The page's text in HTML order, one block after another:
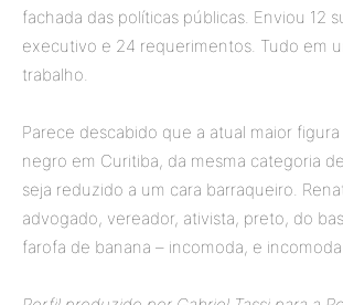
fachada das políticas públicas. Enviou 12
executivo e 24 requerimentos. Tudo em
trabalho.
Parece descabido que a atual maior
negro em Curitiba, da mesma categoria
seja reduzido a um cara barraqueiro.
advogado, vereador, ativista, preto, do
farofa de banana – incomoda, e incomoda